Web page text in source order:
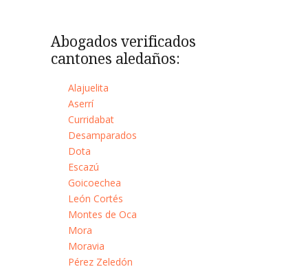
Abogados verificados
cantones aledaños:
Alajuelita
Aserrí
Curridabat
Desamparados
Dota
Escazú
Goicoechea
León Cortés
Montes de Oca
Mora
Moravia
Pérez Zeledón